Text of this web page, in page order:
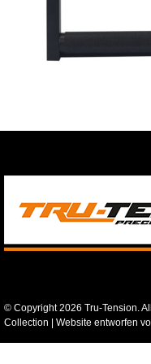
© Copyright2026 Tru-Tension.
Collection | Website entworfen